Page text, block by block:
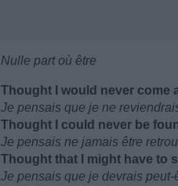
Nulle part où être
Thought I would never come
Je pensais que je ne
Thought I could never be
Je pensais ne jamais être
Thought that I might have to
Je pensais que je devrais peut-